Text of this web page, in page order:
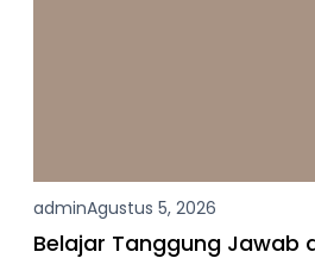
adminAgustus 5, 2026
Belajar Tanggung Jawab